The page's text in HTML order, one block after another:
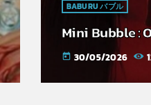
BABURU バブル
Mini Bubble :
today 30/05/2026